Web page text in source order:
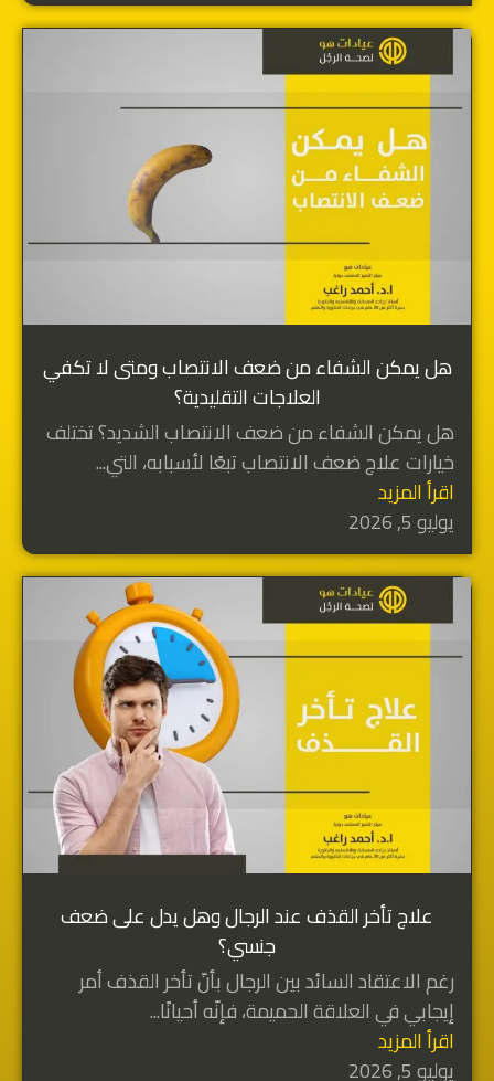
هل يمكن الشفاء من ضعف الانتصاب ومتى لا تكفي
العلاجات التقليدية؟
هل يمكن الشفاء من ضعف الانتصاب الشديد؟ تختلف
خيارات علاج ضعف الانتصاب تبعًا لأسبابه، التي...
اقرأ المزيد
يوليو 5, 2026
علاج تأخر القذف عند الرجال وهل يدل على ضعف
جنسي؟
رغم الاعتقاد السائد بين الرجال بأنّ تأخر القذف أمر
إيجابي في العلاقة الحميمة، فإنّه أحيانًا...
اقرأ المزيد
يوليو 5, 2026